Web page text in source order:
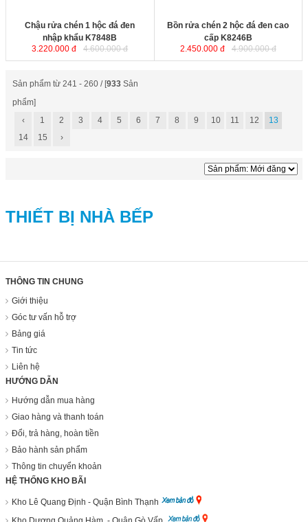
Chậu rửa chén 1 hộc đá đen
nhập khẩu K7848B
3.220.000 đ
4.600.000 đ
Bồn rửa chén 2 hộc đá đen cao
cấp K8246B
2.450.000 đ
4.900.000 đ
Sản phẩm từ 241 - 260 / [933 Sản
phẩm]
‹
1 2 3 4 5 6 7 8 9 10 11 12
13
14
15 ›
THIẾT BỊ NHÀ BẾP
THÔNG TIN CHUNG
Giới thiệu
Góc tư vấn hỗ trợ
Bảng giá
Tin tức
Liên hệ
HƯỚNG DẪN
Hướng dẫn mua hàng
Giao hàng và thanh toán
Đổi, trả hàng, hoàn tiền
Bảo hành sản phẩm
Thông tin chuyển khoản
HỆ THỐNG KHO BÃI
Kho Lê Quang Định - Quận Bình Thạnh